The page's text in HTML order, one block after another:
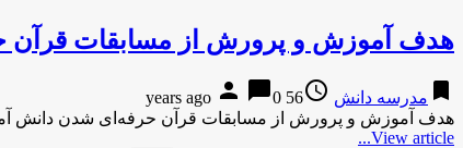
هدف آموزش و پرورش از مسابقات
bookmark مدرسه دانش access_time
56 years ago
person chat_bubble0
هدف آموزش و پرورش از مسابقات قرآن حرفه‌ای شدن دانش
View article...